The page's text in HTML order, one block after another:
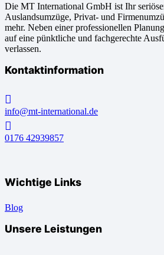
Die MT International GmbH ist Ihr
Auslandsumzüge, Privat- und
mehr. Neben einer professionellen
auf eine pünktliche und fachgerechte
verlassen.
Kontaktinformation
info@mt-international.de
0176 42939857
Wichtige Links
Blog
Unsere Leistungen